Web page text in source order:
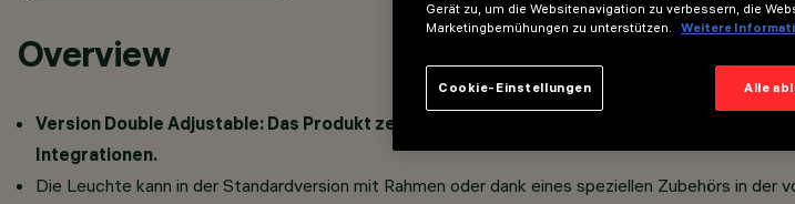
Overview
Version Double Adjustable: Das Produkt zeichnet sich durch eine klare Ästhetik und ein
Integrationen.
Die Leuchte kann in der Standardversion mit Rahmen oder dank eines speziellen Zubehörs in der
Gerät zu, um die Websitenavigation zu verbessern, die
Marketingbemühungen zu unterstützen.
Weitere
Alle
Cookie-Einstellungen